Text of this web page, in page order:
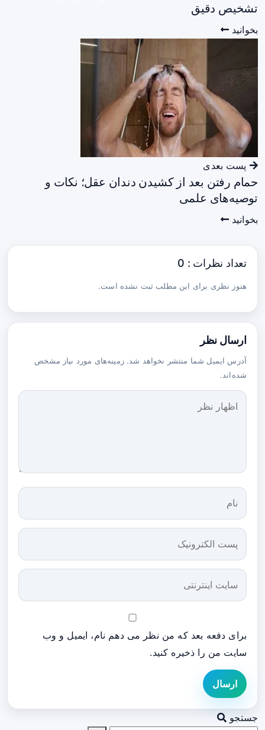
تشخیص دقیق
بخوانید
پست بعدی
حمام رفتن بعد از کشیدن دندان عقل؛ نکات و
توصیه‌های علمی
بخوانید
تعداد نظرات : 0
هنوز نظری برای این مطلب ثبت نشده است.
ارسال نظر
آدرس ایمیل شما منتشر نخواهد شد. زمینه‌های مورد نیاز مشخص
شده‌اند.
برای دفعه بعد که من نظر می دهم نام، ایمیل و وب
سایت من را ذخیره کنید.
ارسال
جستجو